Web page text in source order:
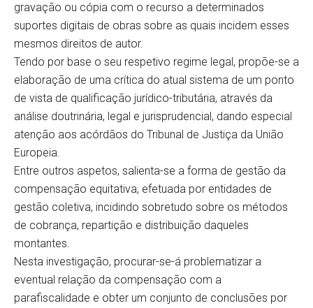
gravação ou cópia com o recurso a determinados
suportes digitais de obras sobre as quais incidem esses
mesmos direitos de autor.
Tendo por base o seu respetivo regime legal, propõe-se a
elaboração de uma crítica do atual sistema de um ponto
de vista de qualificação jurídico-tributária, através da
análise doutrinária, legal e jurisprudencial, dando especial
atenção aos acórdãos do Tribunal de Justiça da União
Europeia.
Entre outros aspetos, salienta-se a forma de gestão da
compensação equitativa, efetuada por entidades de
gestão coletiva, incidindo sobretudo sobre os métodos
de cobrança, repartição e distribuição daqueles
montantes.
Nesta investigação, procurar-se-á problematizar a
eventual relação da compensação com a
parafiscalidade e obter um conjunto de conclusões por